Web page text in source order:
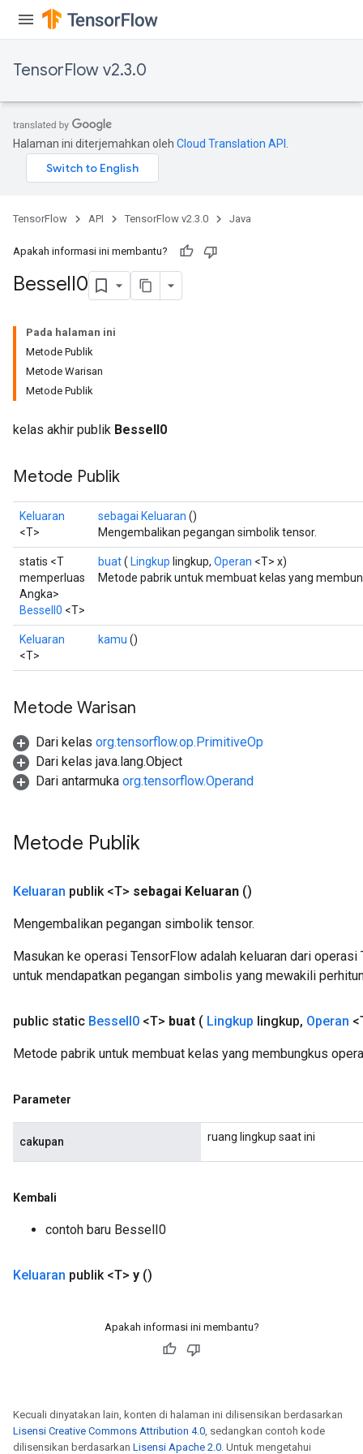
TensorFlow v2.3.0
Halaman ini diterjemahkan oleh Cloud Translation API
TensorFlow API TensorFlow v2.3.0 Java
Apakah informasi ini membantu?
BesselI0
Pada halaman ini
Metode Publik
Metode Warisan
Metode Publik
kelas akhir publik BesselI0
Metode Publik
Keluaran
<T>
sebagai Keluaran ()
Mengembalikan pegangan simbolik tensor.
statis <T
memperluas
Angka>
BesselI0 <T>
buat( Lingkup lingkup, Operan <T> x)
Metode pabrik untuk membuat kelas yang
Keluaran
<T>
kamu ()
Metode Warisan
Dari kelas org.tensorflow.op.PrimitiveOp
Dari kelas java.lang.Object
Dari antarmuka org.tensorflow.Operand
Metode Publik
Keluaran publik <T> sebagai Keluaran ()
Mengembalikan pegangan simbolik tensor.
Masukan ke operasi TensorFlow adalah keluaran dari
untuk mendapatkan pegangan simbolis yang mewakili
public static BesselI0 <T> buat ( Lingkup lingkup, Operan
Metode pabrik untuk membuat kelas yang membungkus
Parameter
cakupan ruang lingkup saat ini
Kembali
contoh baru BesselI0
Keluaran publik <T> y ()
Apakah informasi ini membantu?
Kecuali dinyatakan lain, konten di halaman ini dilisensikan berdasarkan
Lisensi Creative Commons Attribution 4.0, sedangkan contoh kode
dilisensikan berdasarkan Lisensi Apache 2.0. Untuk mengetahui